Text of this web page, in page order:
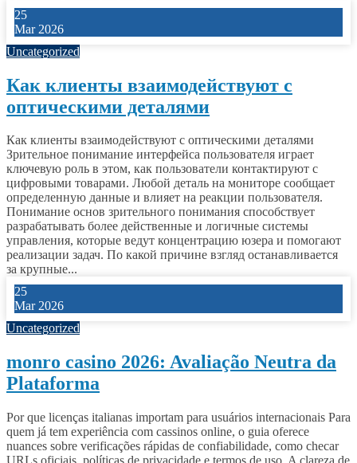
25
Mar 2026
Uncategorized
Как клиенты взаимодействуют с
оптическими деталями
Как клиенты взаимодействуют с оптическими деталями
Зрительное понимание интерфейса пользователя играет
ключевую роль в этом, как пользователи контактируют с
цифровыми товарами. Любой деталь на мониторе сообщает
определенную данные и влияет на реакции пользователя.
Понимание основ зрительного понимания способствует
разрабатывать более действенные и логичные системы
управления, которые ведут концентрацию юзера и помогают
реализации задач. По какой причине взгляд останавливается
за крупные...
25
Mar 2026
Uncategorized
monro casino 2026: Avaliação Neutra da
Plataforma
Por que licenças italianas importam para usuários internacionais Para
quem já tem experiência com cassinos online, o guia oferece
nuances sobre verificações rápidas de confiabilidade, como checar